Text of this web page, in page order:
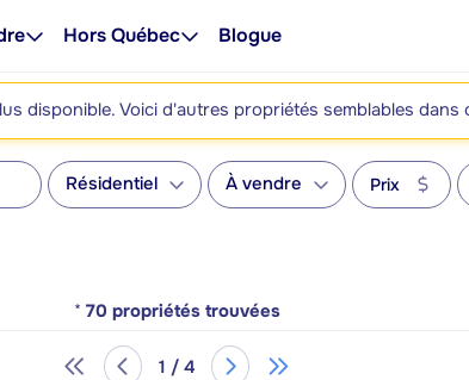
Hors Québec Blogue
disponible. Voici d'autres propriétés semblables dans
Résidentiel À vendre Prix
* 70 propriétés trouvées
1 / 4